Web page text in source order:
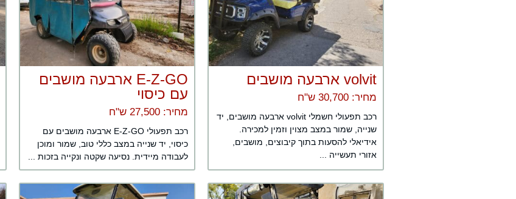
volvit ארבעה מושבים
מחיר: 30,700 ש"ח
רכב תפעולי חשמלי volvit ארבעה מושבים, יד
שנייה, שמור במצב מצוין וזמין למכירה.
אידיאלי להסעות בתוך קיבוצים, מושבים,
אזורי תעשייה ...
E-Z-GO ארבעה מושבים
עם כיסוי
מחיר: 27,500 ש"ח
רכב תפעולי E-Z-GO ארבעה מושבים עם
כיסוי, יד שנייה במצב כללי טוב, שמור ומוכן
לעבודה מיידית. נסיעה שקטה ונקייה בזכות ...